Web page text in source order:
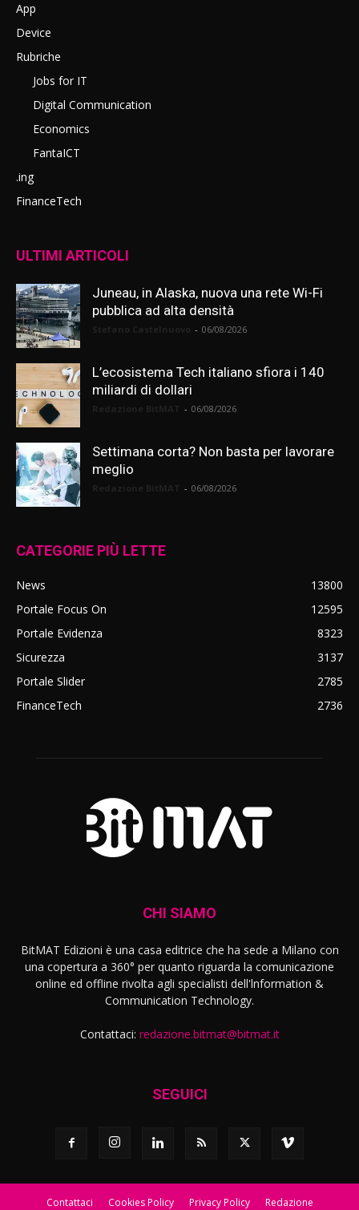
App
Device
Rubriche
Jobs for IT
Digital Communication
Economics
FantaICT
.ing
FinanceTech
ULTIMI ARTICOLI
Juneau, in Alaska, nuova una rete Wi-Fi
pubblica ad alta densità
- 06/08/2026
L’ecosistema Tech italiano sfiora i 140
miliardi di dollari
- 06/08/2026
Settimana corta? Non basta per lavorare
meglio
- 06/08/2026
CATEGORIE PIÙ LETTE
News
13800
Portale Focus On
12595
Portale Evidenza
8323
Sicurezza
3137
Portale Slider
2785
FinanceTech
2736
CHI SIAMO
BitMAT Edizioni è una casa editrice che ha sede a Milano con
una copertura a 360° per quanto riguarda la comunicazione
online ed offline rivolta agli specialisti dell'lnformation &
Communication Technology.
Contattaci: redazione.bitmat@bitmat.it
SEGUICI
Contattaci Cookies Policy Privacy Policy Redazione